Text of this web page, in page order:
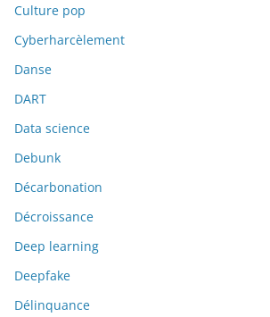
Culture pop
Cyberharcèlement
Danse
DART
Data science
Debunk
Décarbonation
Décroissance
Deep learning
Deepfake
Délinquance